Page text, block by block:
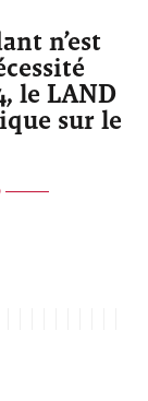
n’est
le LAND
sur le